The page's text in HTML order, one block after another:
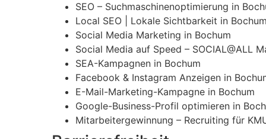
SEO – Suchmaschinenoptimierung in
Local SEO | Lokale Sichtbarkeit in
Social Media Marketing in Bochum
Social Media auf Speed – SOCIAL@ALL
SEA-Kampagnen in Bochum
Facebook & Instagram Anzeigen in
E-Mail-Marketing-Kampagne in Bochum
Google-Business-Profil optimieren in
Mitarbeitergewinnung – Recruiting für